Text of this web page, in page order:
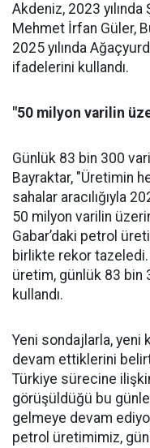
Akdeniz, 2023 yılında
Mehmet İrfan Güler,
2025 yılında
ifadelerini kullandı.
"50 milyon varilin
Günlük 83 bin 300
Bayraktar, "Üretimin
sahalar aracılığıyla
50 milyon varilin
Gabar’daki petrol
birlikte rekor
üretim, günlük 83 bin
kullandı.
Yeni sondajlarla, yeni
devam ettiklerini
Türkiye sürecine
görüşüldüğü bu
gelmeye devam
petrol üretimimiz,